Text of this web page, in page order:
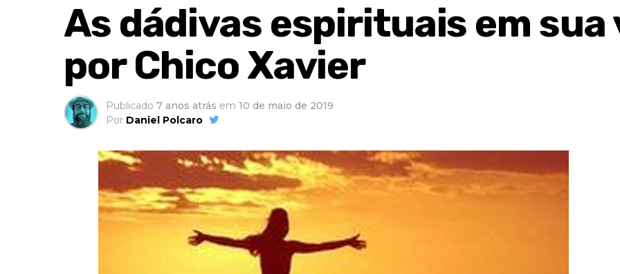
As dádivas espirituais em sua
por Chico Xavier
Publicado 7 anos atrás em 10 de maio de 2019
Por Daniel Polcaro